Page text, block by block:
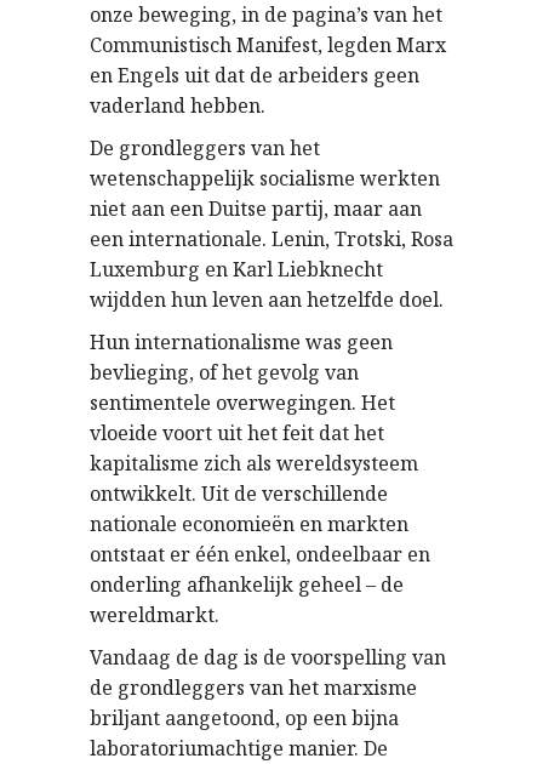
onze beweging, in de pagina’s van het
Communistisch Manifest, legden Marx
en Engels uit dat de arbeiders geen
vaderland hebben.
De grondleggers van het
wetenschappelijk socialisme werkten
niet aan een Duitse partij, maar aan
een internationale. Lenin, Trotski, Rosa
Luxemburg en Karl Liebknecht
wijdden hun leven aan hetzelfde doel.
Hun internationalisme was geen
bevlieging, of het gevolg van
sentimentele overwegingen. Het
vloeide voort uit het feit dat het
kapitalisme zich als wereldsysteem
ontwikkelt. Uit de verschillende
nationale economieën en markten
ontstaat er één enkel, ondeelbaar en
onderling afhankelijk geheel – de
wereldmarkt.
Vandaag de dag is de voorspelling van
de grondleggers van het marxisme
briljant aangetoond, op een bijna
laboratoriumachtige manier. De